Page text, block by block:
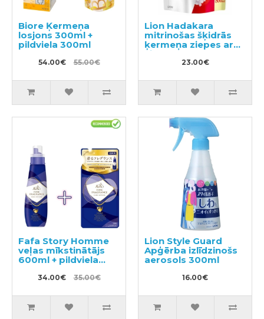
Biore Ķermeņa
losjons 300ml +
pildviela 300ml
54.00€ 55.00€
Lion Hadakara
mitrinošas šķidrās
ķermeņa ziepes ar
ziedu aromātu,
pildviela 800ml
23.00€
Fafa Story Homme
veļas mīkstinātājs
600ml + pildviela
34.00€ 35.00€
Lion Style Guard
Apģērba izlīdzinošs
aerosols 300ml
16.00€